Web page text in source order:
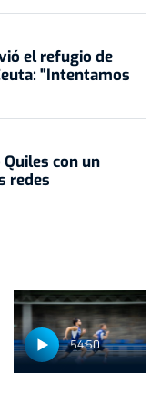
el refugio de
"Intentamos
con un
redes
54:50